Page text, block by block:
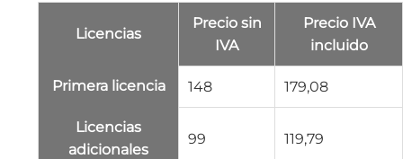
Licencias
Precio sin
IVA
Precio IVA
incluido
Primera licencia 148 179,08
Licencias
adicionales
99 119,79